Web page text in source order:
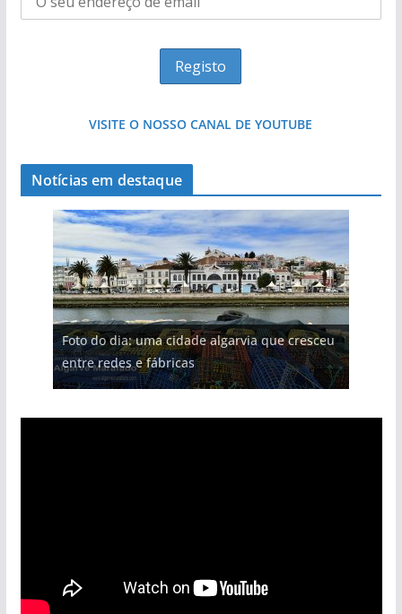
VISITE O NOSSO CANAL DE YOUTUBE
Notícias em destaque
Foto do dia: uma cidade algarvia que cresceu
entre redes e fábricas